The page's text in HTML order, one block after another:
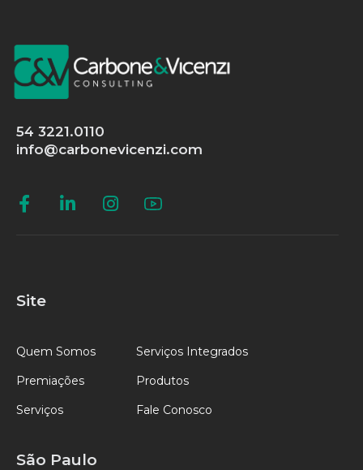
54 3221.0110
info@carbonevicenzi.com
Site
Quem Somos
Premiações
Serviços
Serviços Integrados
Produtos
Fale Conosco
São Paulo